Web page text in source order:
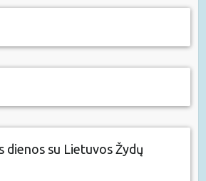
dienos su Lietuvos Žydų